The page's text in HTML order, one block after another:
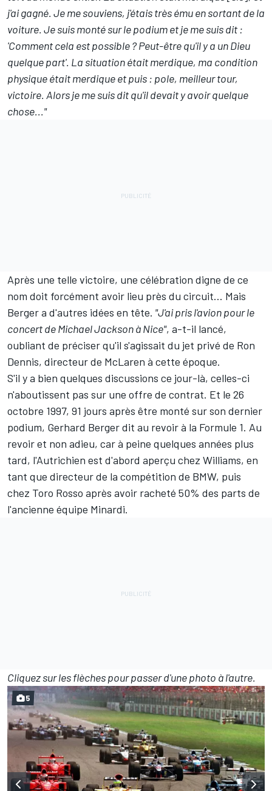
j'ai gagné. Je me souviens, j'étais très ému en sortant de la
voiture. Je suis monté sur le podium et je me suis dit :
'Comment cela est possible ? Peut-être qu'il y a un Dieu
quelque part'. La situation était merdique, ma condition
physique était merdique et puis : pole, meilleur tour,
victoire. Alors je me suis dit qu'il devait y avoir quelque
chose..."
Après une telle victoire, une célébration digne de ce
nom doit forcément avoir lieu près du circuit... Mais
Berger a d'autres idées en tête. "J'ai pris l'avion pour le
concert de Michael Jackson à Nice", a-t-il lancé,
oubliant de préciser qu'il s'agissait du jet privé de Ron
Dennis, directeur de McLaren à cette époque.
S'il y a bien quelques discussions ce jour-là, celles-ci
n'aboutissent pas sur une offre de contrat. Et le 26
octobre 1997, 91 jours après être monté sur son dernier
podium, Gerhard Berger dit au revoir à la Formule 1. Au
revoir et non adieu, car à peine quelques années plus
tard, l'Autrichien est d'abord aperçu chez Williams, en
tant que directeur de la compétition de BMW, puis
chez Toro Rosso après avoir racheté 50% des parts de
l'ancienne équipe Minardi.
Cliquez sur les flèches pour passer d'une photo à l'autre.
5